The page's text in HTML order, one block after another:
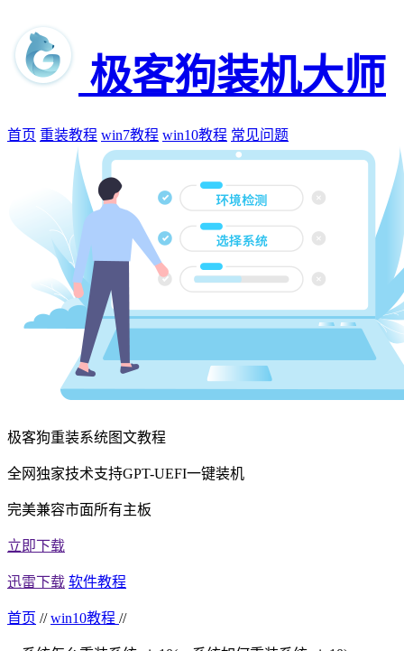
极客狗装机大师
首页 重装教程 win7教程 win10教程 常见问题
极客狗重装系统图文教程
全网独家技术支持GPT-UEFI一键装机
完美兼容市面所有主板
立即下载
迅雷下载 软件教程
首页 // win10教程 //